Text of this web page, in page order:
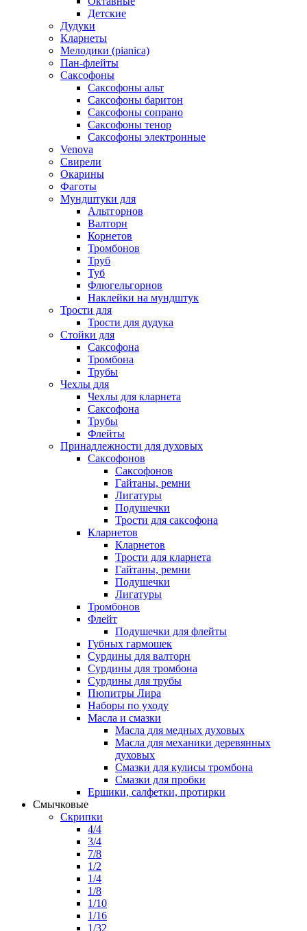
Детские
Дудуки
Кларнеты
Мелодики (pianica)
Пан-флейты
Саксофоны
Саксофоны альт
Саксофоны баритон
Саксофоны сопрано
Саксофоны тенор
Саксофоны электронные
Venova
Свирели
Окарины
Фаготы
Мундштуки для
Альтгорнов
Валторн
Корнетов
Тромбонов
Труб
Туб
Флюгельгорнов
Наклейки на мундштук
Трости для
Трости для дудука
Стойки для
Саксофона
Тромбона
Трубы
Чехлы для
Чехлы для кларнета
Саксофона
Трубы
Флейты
Принадлежности для духовых
Саксофонов
Саксофонов
Гайтаны, ремни
Лигатуры
Подушечки
Трости для саксофона
Кларнетов
Кларнетов
Трости для кларнета
Гайтаны, ремни
Подушечки
Лигатуры
Тромбонов
Флейт
Подушечки для флейты
Губных гармошек
Сурдины для валторн
Сурдины для тромбона
Сурдины для трубы
Пюпитры Лира
Наборы по уходу
Масла и смазки
Масла для медных духовых
Масла для механики деревянных
духовых
Смазки для кулисы тромбона
Смазки для пробки
Ершики, салфетки, протирки
Смычковые
Скрипки
4/4
3/4
7/8
1/2
1/4
1/8
1/10
1/16
1/32